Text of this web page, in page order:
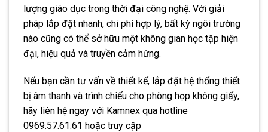
lượng giáo dục trong thời đại công nghệ. Với giải
pháp lắp đặt nhanh, chi phí hợp lý, bất kỳ ngôi trường
nào cũng có thể sở hữu một không gian học tập hiện
đại, hiệu quả và truyền cảm hứng.
Nếu bạn cần tư vấn về thiết kế, lắp đặt hệ thống thiết
bị âm thanh và trình chiếu cho phòng họp không giấy,
hãy liên hệ ngay với Kamnex qua hotline
0969.57.61.61 hoặc truy cập